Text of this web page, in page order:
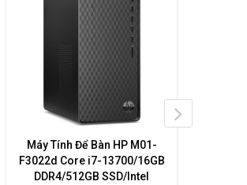
Máy Tính Để Bàn HP M01-
F3022d Core i7-13700/16GB
DDR4/512GB SSD/Intel